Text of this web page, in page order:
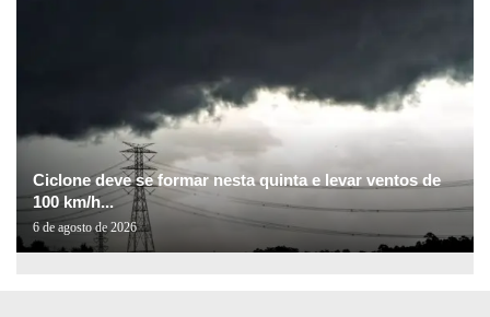
Ciclone deve se formar nesta quinta e levar ventos de
100 km/h...
6 de agosto de 2026